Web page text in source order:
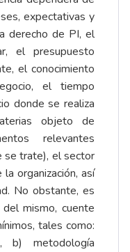
expectativas y
derecho de PI, el
el presupuesto
el conocimiento
el tiempo
donde se realiza
objeto de
relevantes
se trate), el sector
organización, así
No obstante, es
mismo, cuente
tales como:
b) metodología